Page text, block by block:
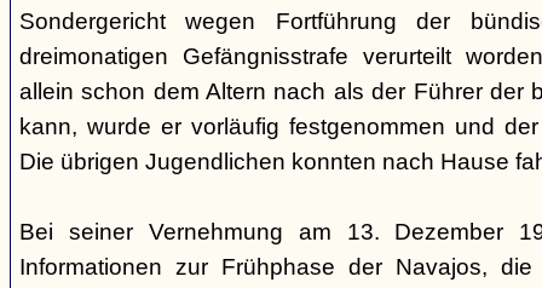
Sondergericht wegen Fortführung der
dreimonatigen Gefängnisstrafe verurteilt
allein schon dem Altern nach als der Führer der
kann, wurde er vorläufig festgenommen und
Die übrigen Jugendlichen konnten nach Hause
Bei seiner Vernehmung am 13. Dezember
Informationen zur Frühphase der Navajos,